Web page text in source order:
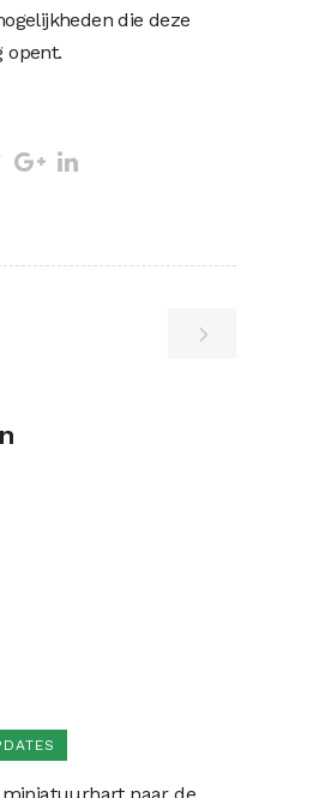
die deze
opent.